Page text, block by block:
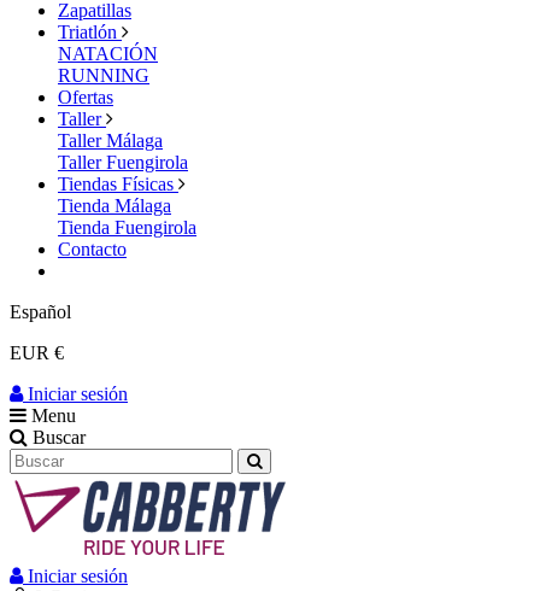
Zapatillas
Triatlón
NATACIÓN
RUNNING
Ofertas
Taller
Taller Málaga
Taller Fuengirola
Tiendas Físicas
Tienda Málaga
Tienda Fuengirola
Contacto
Español
EUR €
Iniciar sesión
Menu
Buscar
Iniciar sesión